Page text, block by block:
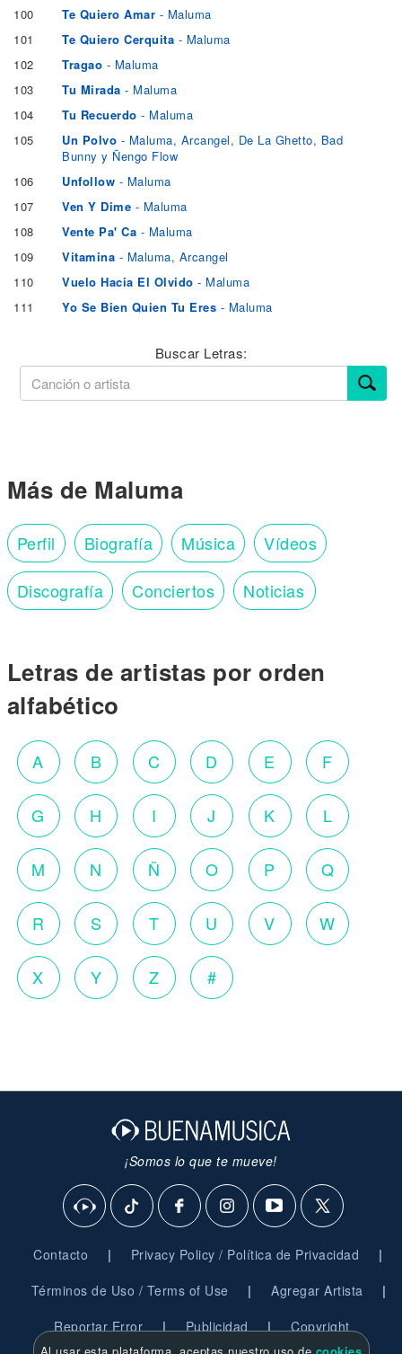
100
Te Quiero Amar - Maluma
101
Te Quiero Cerquita - Maluma
102
Tragao - Maluma
103
Tu Mirada - Maluma
104
Tu Recuerdo - Maluma
105
Un Polvo - Maluma, Arcangel, De La Ghetto, Bad
Bunny y Ñengo Flow
106
Unfollow - Maluma
107
Ven Y Dime - Maluma
108
Vente Pa' Ca - Maluma
109
Vitamina - Maluma, Arcangel
110
Vuelo Hacia El Olvido - Maluma
111
Yo Se Bien Quien Tu Eres - Maluma
Buscar Letras:
Más de Maluma
Perfil Biografía Música Vídeos
Discografía Conciertos Noticias
Letras de artistas por orden
alfabético
A B C D E F
G H I J K L
M N Ñ O P Q
R S T U V W
X Y Z #
¡Somos lo que te mueve!
Contacto | Privacy Policy / Política de Privacidad |
Términos de Uso / Terms of Use | Agregar Artista |
Reportar Error | Publicidad | Copyright